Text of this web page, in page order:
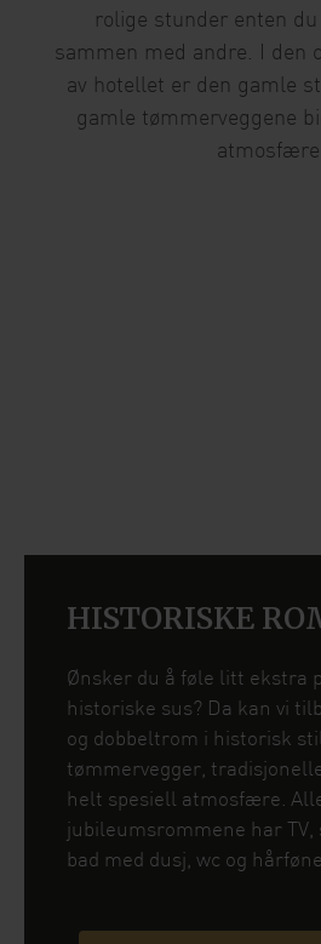
rolige stunder enten
sammen med andre. I den
av hotellet er den gamle
gamle tømmerveggene
HISTORISKE
Ønsker du å føle litt ekstra
historiske sus? Da kan vi
og dobbeltrom i historisk
tømmervegger,
helt spesiell atmosfære.
jubileumsrommene har TV,
bad med dusj, wc og